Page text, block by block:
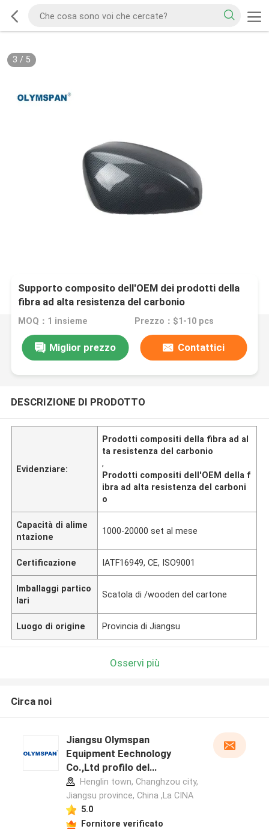
3 / 5
Supporto composito dell'OEM dei prodotti della
fibra ad alta resistenza del carbonio
MOQ：1 insieme Prezzo：$1-10 pcs
Miglior prezzo Contattici
DESCRIZIONE DI PRODOTTO
Evidenziare:
Prodotti compositi della fibra ad al
ta resistenza del carbonio
,
Prodotti compositi dell'OEM della f
ibra ad alta resistenza del carboni
o
Capacità di alime
ntazione
1000-20000 set al mese
Certificazione IATF16949, CE, ISO9001
Imballaggi partico
lari
Scatola di /wooden del cartone
Luogo di origine Provincia di Jiangsu
Osservi più
Circa noi
Jiangsu Olymspan
Equipment Eechnology
Co.,Ltd profilo del
produttore
Henglin town, Changhzou city,
Jiangsu province, China ,La CINA
5.0
Fornitore verificato